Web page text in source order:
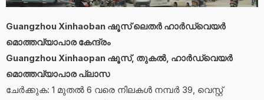
Guangzhou Xinhaoban ഷൂസ് ലെതർ ഹാർഡ്‌വെയർ
മൊത്തവ്യാപാര കേന്ദ്രം
Guangzhou Xinhaopan ഷൂസ്, തുകൽ, ഹാർഡ്വെയർ
മൊത്തവ്യാപാര പ്ലാസ
ചേർക്കുക: 1 മുതൽ 6 വരെ നിലകൾ നമ്പർ 39, വെസ്റ്റ്